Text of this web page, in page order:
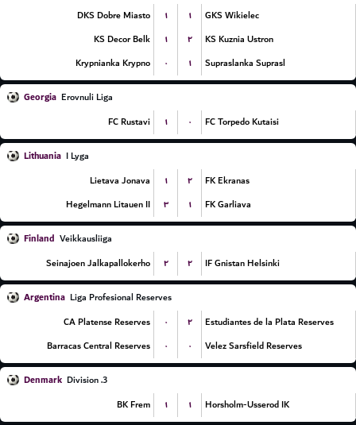
DKS Dobre Miasto
۱ ۱
GKS Wikielec
KS Decor Belk
۱ ۲
KS Kuznia Ustron
Krypnianka Krypno
۰ ۱ Supraslanka Suprasl
Georgia Erovnuli Liga
FC Rustavi
۱ ۰ FC Torpedo Kutaisi
Lithuania I Lyga
Lietava Jonava
۱ ۲
FK Ekranas
Hegelmann Litauen II
۳ ۱ FK Garliava
Finland Veikkausliiga
Seinajoen Jalkapallokerho
۲ ۲ IF Gnistan Helsinki
Argentina Liga Profesional Reserves
CA Platense Reserves
۰ ۲
Estudiantes de la Plata Reserves
Barracas Central Reserves
۰ ۰ Velez Sarsfield Reserves
Denmark
3. Division
BK Frem
۱ ۱ Horsholm-Usserod IK